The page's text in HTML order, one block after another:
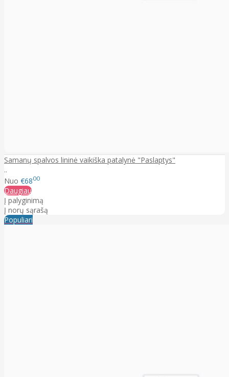
Samanų spalvos lininė vaikiška patalynė "Paslaptys"
..
Nuo €6800
Daugiau
Į palyginimą
Į norų sąrašą
Populiari